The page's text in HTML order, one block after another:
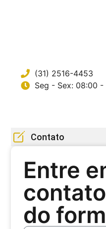
(31) 2516-4453
Seg - Sex: 08:00 -
Contato
Entre
do